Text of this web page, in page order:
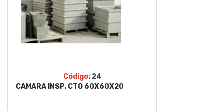
Código: 24
CAMARA INSP. CTO 60X60X20